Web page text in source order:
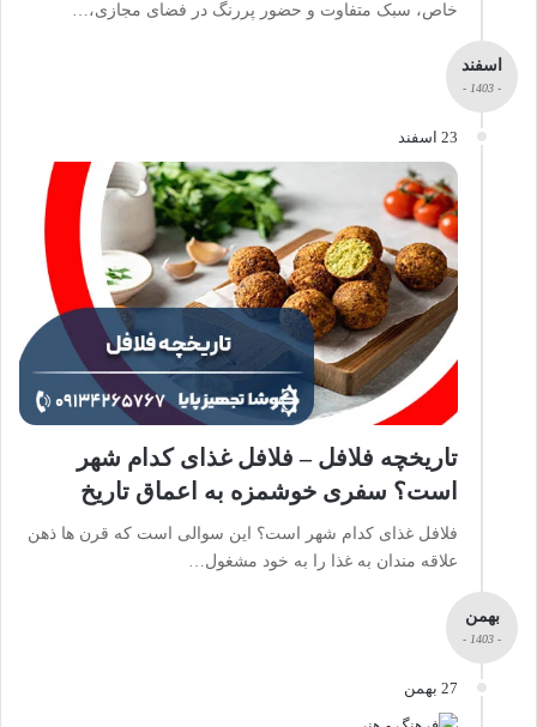
خاص، سبک متفاوت و حضور پررنگ در فضای مجازی،…
اسفند
- 1403 -
23 اسفند
تاریخچه فلافل – فلافل غذای کدام شهر
است؟ سفری خوشمزه به اعماق تاریخ
فلافل غذای کدام شهر است؟ این سوالی است که قرن ها ذهن
علاقه مندان به غذا را به خود مشغول…
بهمن
- 1403 -
27 بهمن